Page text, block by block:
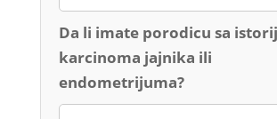
Da li imate porodicu sa
karcinoma jajnika ili
endometrijuma?